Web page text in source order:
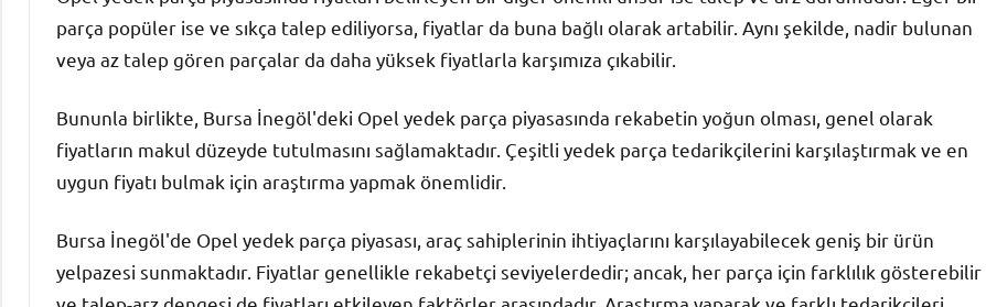
parça popüler ise ve sıkça talep ediliyorsa, fiyatlar da buna bağlı olarak artabilir. Aynı şekilde, nadir bulunan
veya az talep gören parçalar da daha yüksek fiyatlarla karşımıza çıkabilir.
Bununla birlikte, Bursa İnegöl'deki Opel yedek parça piyasasında rekabetin yoğun olması, genel olarak
fiyatların makul düzeyde tutulmasını sağlamaktadır. Çeşitli yedek parça tedarikçilerini karşılaştırmak ve en
uygun fiyatı bulmak için araştırma yapmak önemlidir.
Bursa İnegöl'de Opel yedek parça piyasası, araç sahiplerinin ihtiyaçlarını karşılayabilecek geniş bir ürün
yelpazesi sunmaktadır. Fiyatlar genellikle rekabetçi seviyelerdedir; ancak, her parça için farklılık gösterebilir